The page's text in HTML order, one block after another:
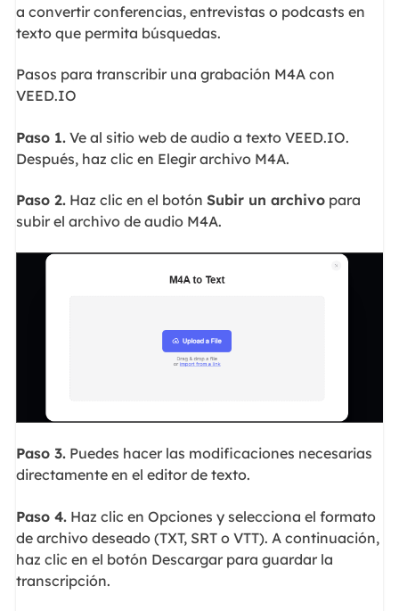
a convertir conferencias, entrevistas o podcasts en
texto que permita búsquedas.
Pasos para transcribir una grabación M4A con
VEED.IO
Paso 1.Ve al sitio web de audio a texto VEED.IO.
Después, haz clic en Elegir archivo M4A.
Paso 2.Haz clic en el botón Subir un archivopara
subir el archivo de audio M4A.
Paso 3.Puedes hacer las modificaciones necesarias
directamente en el editor de texto.
Paso 4.Haz clic en Opciones y selecciona el formato
de archivo deseado (TXT, SRT o VTT). A continuación,
haz clic en el botón Descargar para guardar la
transcripción.